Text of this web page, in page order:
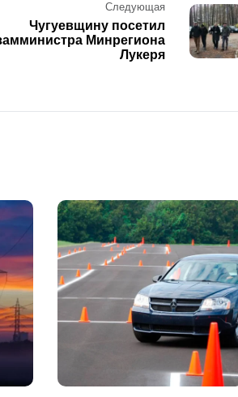
Следующая
Чугуевщину посетил
Минрегиона
Лукеря